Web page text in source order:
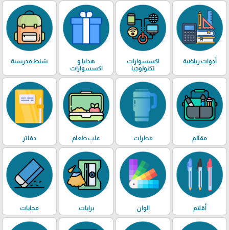
أدوات رياضية
اكسسوارات
تكنولوجيا
هدايا و
اكسسوارات
شنط مدرسية
مقالم مطرات علب طعام دفاتر
أقلام الوان برايات محايات